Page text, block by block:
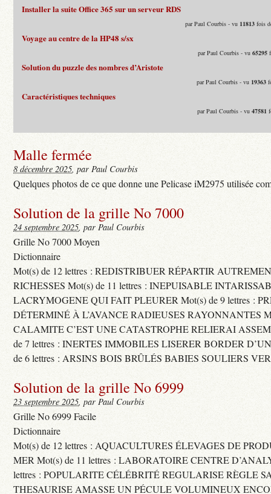
Installer la suite Office 365 sur un serveur RDS
par Paul Courbis - vu 11813 fois
Voyage au centre de la HP48 s/sx
par Paul Courbis - vu65295
Solution du puzzle des nombres d’Aristote
par Paul Courbis - vu 19363
Caractéristiques techniques
par Paul Courbis - vu47581
Malle fermée
8 décembre 2025, par Paul Courbis
Quelques photos de ce que donne une Pelicase iM2975 utilisée
Solution de la grille No 7000
24 septembre 2025, par Paul Courbis
Grille No 7000 Moyen
Dictionnaire
Mot(s) de 12 lettres : REDISTRIBUER RÉPARTIR
RICHESSES Mot(s) de 11 lettres : INEPUISABLE
LACRYMOGENE QUI FAIT PLEURER Mot(s) de 9 lettres :
DÉTERMINÉ À L’AVANCE RADIEUSES RAYONNANTES
CALAMITE C’EST UNE CATASTROPHE RELIERAI
de 7 lettres : INERTES IMMOBILES LISERER BORDER
de 6 lettres : ARSINS BOIS BRÛLÉS BABIES SOULIERS
Solution de la grille No 6999
23 septembre 2025, par Paul Courbis
Grille No 6999 Facile
Dictionnaire
Mot(s) de 12 lettres : AQUACULTURES ÉLEVAGES DE
MER Mot(s) de 11 lettres : LABORATOIRE CENTRE
lettres : POPULARITE CÉLÉBRITÉ REGULARISE RÈGLE
THESAURISE AMASSE UN PÉCULE VOLUMINEUX